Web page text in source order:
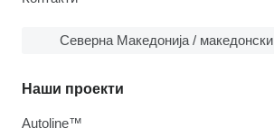
Северна Македонија / македонски
Наши проекти
Autoline™